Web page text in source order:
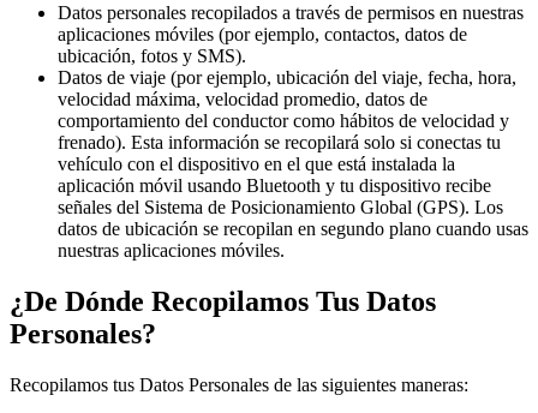
Datos personales recopilados a través de permisos en nuestras
aplicaciones móviles (por ejemplo, contactos, datos de
ubicación, fotos y SMS).
Datos de viaje (por ejemplo, ubicación del viaje, fecha, hora,
velocidad máxima, velocidad promedio, datos de
comportamiento del conductor como hábitos de velocidad y
frenado). Esta información se recopilará solo si conectas tu
vehículo con el dispositivo en el que está instalada la
aplicación móvil usando Bluetooth y tu dispositivo recibe
señales del Sistema de Posicionamiento Global (GPS). Los
datos de ubicación se recopilan en segundo plano cuando usas
nuestras aplicaciones móviles.
¿De Dónde Recopilamos Tus Datos
Personales?
Recopilamos tus Datos Personales de las siguientes maneras: